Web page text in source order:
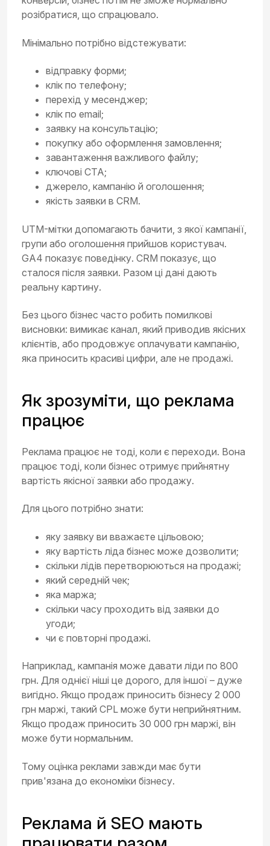
розібратися, що спрацювало.
Мінімально потрібно відстежувати:
відправку форми;
клік по телефону;
перехід у месенджер;
клік по email;
заявку на консультацію;
покупку або оформлення замовлення;
завантаження важливого файлу;
ключові CTA;
джерело, кампанію й оголошення;
якість заявки в CRM.
UTM-мітки допомагають бачити, з якої кампанії,
групи або оголошення прийшов користувач.
GA4 показує поведінку. CRM показує, що
сталося після заявки. Разом ці дані дають
реальну картину.
Без цього бізнес часто робить помилкові
висновки: вимикає канал, який приводив якісних
клієнтів, або продовжує оплачувати кампанію,
яка приносить красиві цифри, але не продажі.
Як зрозуміти, що реклама
працює
Реклама працює не тоді, коли є переходи. Вона
працює тоді, коли бізнес отримує прийнятну
вартість якісної заявки або продажу.
Для цього потрібно знати:
яку заявку ви вважаєте цільовою;
яку вартість ліда бізнес може дозволити;
скільки лідів перетворюються на продажі;
який середній чек;
яка маржа;
скільки часу проходить від заявки до
угоди;
чи є повторні продажі.
Наприклад, кампанія може давати ліди по 800
грн. Для однієї ніші це дорого, для іншої – дуже
вигідно. Якщо продаж приносить бізнесу 2 000
грн маржі, такий CPL може бути неприйнятним.
Якщо продаж приносить 30 000 грн маржі, він
може бути нормальним.
Тому оцінка реклами завжди має бути
прив'язана до економіки бізнесу.
Реклама й SEO мають